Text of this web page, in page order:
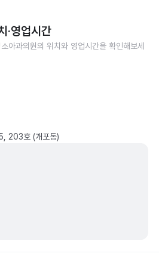
·영업시간
아과의원의 위치와 영업시간을 확인해보세
203호 (개포동)